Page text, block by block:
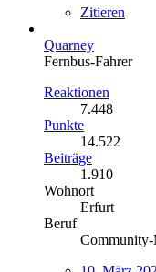
Zitieren
Quarney
Fernbus-Fahrer
Reaktionen
7.448
Punkte
14.522
Beiträge
1.910
Wohnort
Erfurt
Beruf
Community-